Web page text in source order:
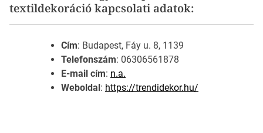
textildekoráció kapcsolati adatok:
Cím: Budapest, Fáy u. 8, 1139
Telefonszám: 06306561878
E-mail cím: n.a.
Weboldal : https://trendidekor.hu/